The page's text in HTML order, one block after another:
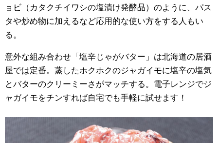
ョビ（カタクチイワシの塩漬け発酵品）のように、パス
タや炒め物に加えるなど応用的な使い方をする人もい
る。
意外な組み合わせ「塩辛じゃがバター」は北海道の居酒
屋では定番。蒸したホクホクのジャガイモに塩辛の塩気
とバターのクリーミーさがマッチする。電子レンジでジ
ャガイモをチンすれば自宅でも手軽に試せます！